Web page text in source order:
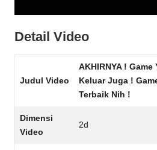
Detail Video
Judul Video
AKHIRNYA !
Keluar Juga !
Terbaik Nih !
Dimensi
Video
2d